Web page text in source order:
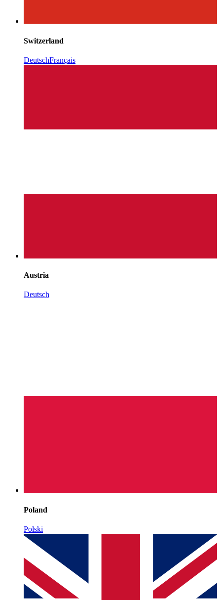
Switzerland
DeutschFrançais
Austria
Deutsch
Poland
Polski